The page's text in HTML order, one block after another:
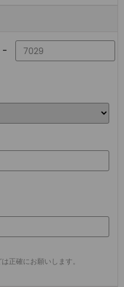
-
正確にお願いします。